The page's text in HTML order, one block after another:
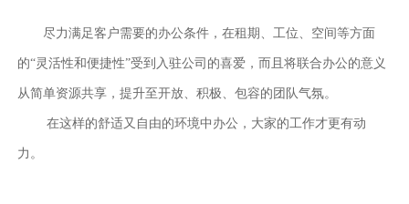
尽力满足客户需要的办公条件，在租期、工位、空间等方面
的“灵活性和便捷性”受到入驻公司的喜爱，而且将联合办公的意义
从简单资源共享，提升至开放、积极、包容的团队气氛。
在这样的舒适又自由的环境中办公，大家的工作才更有动
力。